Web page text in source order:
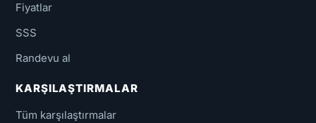
Fiyatlar
SSS
Randevu al
KARŞILAŞTIRMALAR
Tüm karşılaştırmalar